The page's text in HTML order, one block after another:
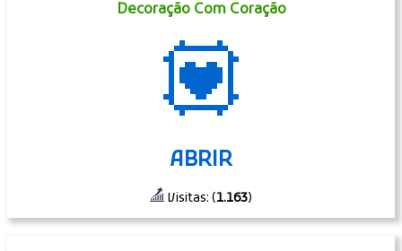
Decoração Com Coração
💟
ABRIR
Visitas: (1.163)